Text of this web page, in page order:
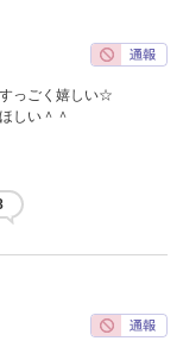
っごく嬉しい☆
しい＾＾